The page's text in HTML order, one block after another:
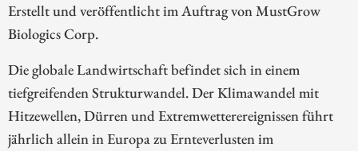
Erstellt und veröffentlicht im Auftrag von MustGrow
Biologics Corp.
Die globale Landwirtschaft befindet sich in einem
tiefgreifenden Strukturwandel. Der Klimawandel mit
Hitzewellen, Dürren und Extremwetterereignissen führt
jährlich allein in Europa zu Ernteverlusten im